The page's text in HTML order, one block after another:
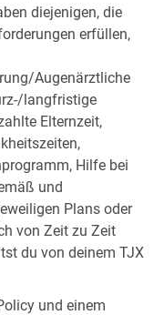
diejenigen, die
erfüllen,
Augenärztliche
langfristige
Elternzeit,
Hilfe bei
und
Plans oder
von Zeit zu Zeit
du von deinem TJX
und einem